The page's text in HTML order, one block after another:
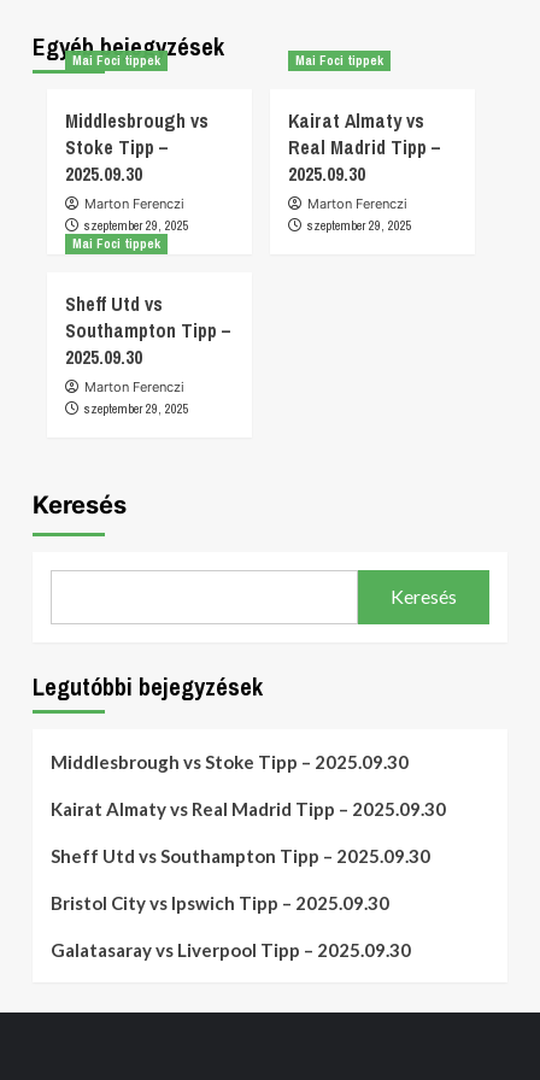
Egyéb bejegyzések
Mai Foci tippek
Middlesbrough vs
Stoke Tipp –
2025.09.30
Marton Ferenczi
szeptember 29, 2025
Mai Foci tippek
Kairat Almaty vs
Real Madrid Tipp –
2025.09.30
Marton Ferenczi
szeptember 29, 2025
Mai Foci tippek
Sheff Utd vs
Southampton Tipp –
2025.09.30
Marton Ferenczi
szeptember 29, 2025
Keresés
Keresés
Legutóbbi bejegyzések
Middlesbrough vs Stoke Tipp – 2025.09.30
Kairat Almaty vs Real Madrid Tipp – 2025.09.30
Sheff Utd vs Southampton Tipp – 2025.09.30
Bristol City vs Ipswich Tipp – 2025.09.30
Galatasaray vs Liverpool Tipp – 2025.09.30